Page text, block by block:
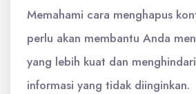
Memahami cara menghapus
perlu akan membantu Anda
yang lebih kuat dan
informasi yang tidak diinginkan.